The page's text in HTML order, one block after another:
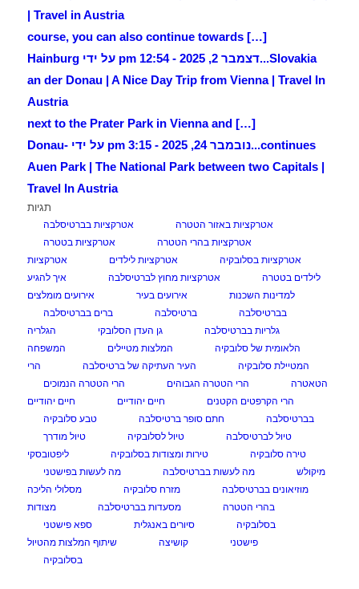
| Travel in Austria
[…] course, you can also continue towards
Slovakia...
דצמבר 2, 2025 - 12:54 pm על ידי Hainburg
an der Donau | A Nice Day Trip from Vienna | Travel In
Austria
[…] next to the Prater Park in Vienna and
continues...
נובמבר 24, 2025 - 3:15 pm על ידי Donau-
Auen Park | The National Park between two Capitals |
Travel In Austria
תגיות
אטרקציות באזור הטטרה
אטרקציות בברטיסלבה
אטרקציות בהרי הטטרה
אטרקציות בטטרה
אטרקציות בסלובקיה
אטרקציות לילדים
אטרקציות
לילדים בטטרה
אטרקציות מחוץ לברטיסלבה
איך להגיע
למדינות השכנות
אירועים בעיר
אירועים מומלצים
בברטיסלבה
ברטיסלבה
ברים בברטיסלבה
גלריות בברטיסלבה
גן העדן הסלובקי
הגלריה
הלאומית של סלובקיה
המלצות מטיילים
המשפחה
המטיילת סלובקיה
העיר העתיקה של ברטיסלבה
הרי
הטאטרה
הרי הטטרה הגבוהים
הרי הטטרה הנמוכים
הרי הקרפטים הקטנים
חיים יהודיים
חיים יהודיים
בברטיסלבה
חתם סופר ברטיסלבה
טבע סלובקיה
טיול לברטיסלבה
טיול לסלובקיה
טיול מודרך
טירה סלובקיה
טירות ומצודות בסלובקיה
ליפטובסקי
מיקולש
מה לעשות בברטיסלבה
מה לעשות בפישטני
מוזיאונים בברטיסלבה
מזרח סלובקיה
מסלולי הליכה
בהרי הטטרה
מסעדות בברטיסלבה
מצודות
בסלובקיה
סיורים באנגלית
ספא פישטני
פישטני
קושיצה
שיתוף המלצות מהטיול
בסלובקיה